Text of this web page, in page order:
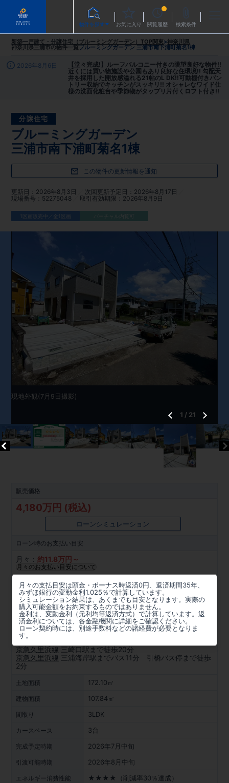
物件を探す お気に入り 閲覧履歴 検索条件
新築一戸建て・分譲住宅（ブルーミングガーデン）TOP関東>神奈川県
神奈川県三浦市の物件一覧ブルーミングガーデン 三浦市南下浦町菊名1棟
2026年8月6日
【堂々完成!】ルーフバルコニー付きの眺望良好な物件!!
近くには買い物施設や公園もあり良好な住環境!! 勾配天
井を採用した開放感溢れる21帖のL DK!!可動棚付きパン
トリー収納でキッチンがスッキリ!! オシャレなワイド仕
様の洗面化粧台や季節物がタップリ片付くロフト付き!!
分譲住宅
ブルーミングガーデン
三浦市南下浦町菊名1棟
この物件の更新情報を通知
更新日 2026年8月3日 次回更新予定日
2026年8月17日
現場番号
52275048 取引有効期限 2026年8月9日
1区画販売中／全1区画 バーチャル内覧可
販売価格
4,180万円 (税込)
ローンシミュレーション
ローン時のお支払い目安
月々：約11.8万円～
月々のお支払い目安について
月々の支払目安は頭金・ボーナス時返済0円、返済期間35年、
みずほ銀行の変動金利1.025％で計算しています。
シミュレーション結果は、あくまでも目安となります。実際の
購入可能金額をお約束するものではありません。
金利は、変動金利（元利均等返済方式）で計算しています。返
済金利については、各金融機関に詳細をご確認ください。
ローン契約時には、別途手数料などの諸経費が必要となりま
す。
所在地
神奈川県三浦市南下浦町菊名字當賀作1244番1(地番)
周辺マップを見る
アクセス
京急久里浜線 三崎口駅まで徒歩20分
京急久里浜線 三浦海岸駅までバス11分 引橋バス停まで徒歩
2分
土地面積 172.10㎡
建物面積 107.84㎡
間取り 3LDK
カースペース 3台
完成予定時期 2026年7月中旬
引渡可能時期 2026年8月中旬
エネルギー消費性能 ★★★★（削減率30％達成）
現地外観(7月9日撮影)
1 / 21